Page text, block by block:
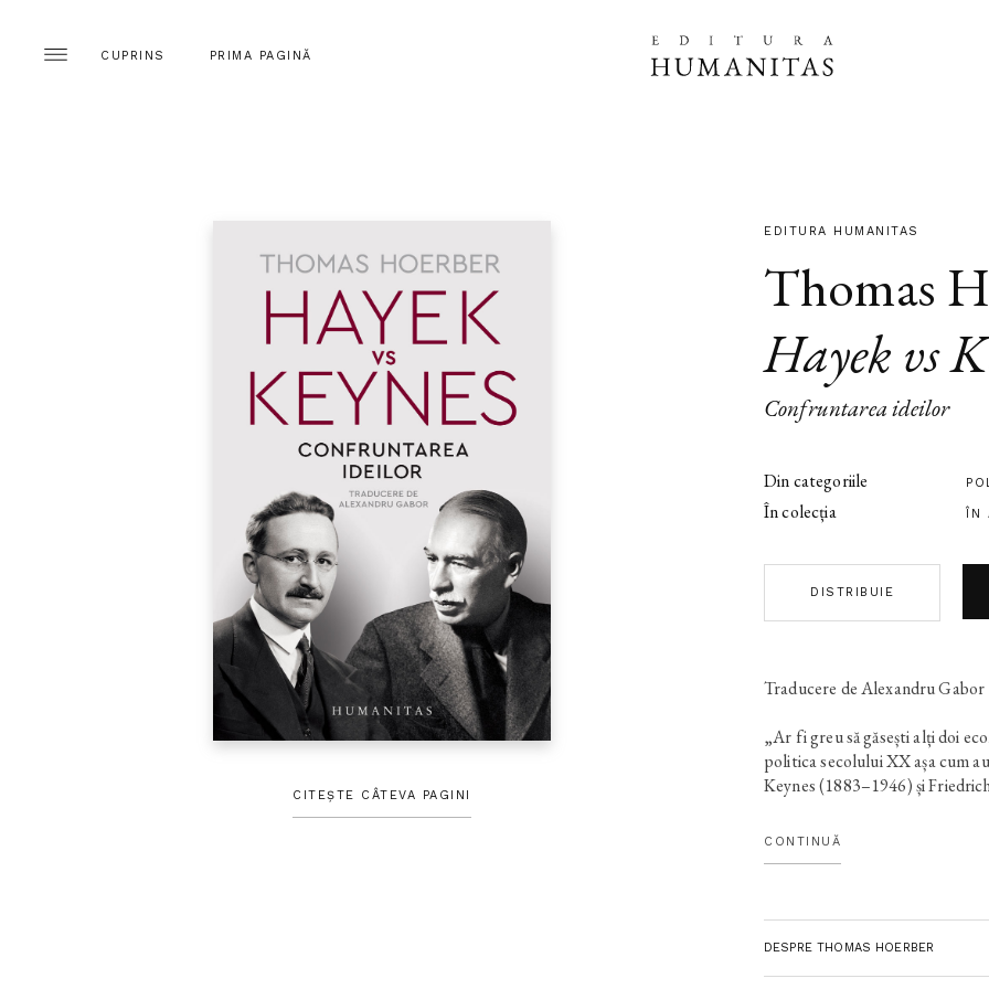
CUPRINS PRIMA PAGINĂ
CITEȘTE CÂTEVA PAGINI
EDITURA HUMANITAS
Thomas
Hayek vs
Confruntarea ideilor
Din categoriile
În colecția ÎN
DISTRIBUIE
Traducere de Alexandru Gabor
„Ar fi greu să găsești alți doi
politica secolului XX așa cum
Keynes (1883–1946) și
libertate economică într-o
transformau societățile în
postcomunist. Cartea lui
dintr-un punct de vedere
CONTINUĂ
DESPRE THOMAS HOERBER